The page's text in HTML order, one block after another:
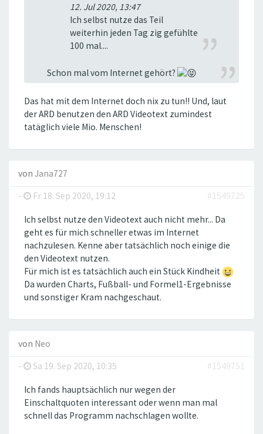
12. Jul 2020, 13:47
Ich selbst nutze das Teil
weiterhin jeden Tag zig gefühlte
100 mal....
Schon mal vom Internet gehört?
Das hat mit dem Internet doch nix zu tun!! Und, laut
der ARD benutzen den ARD Videotext zumindest
tatäglich viele Mio. Menschen!
von Jana727
-
Fr 18. Sep 2020, 19:12 #1549725
Ich selbst nutze den Videotext auch nicht mehr... Da
geht es für mich schneller etwas im Internet
nachzulesen. Kenne aber tatsächlich noch einige die
den Videotext nutzen.
Für mich ist es tatsächlich auch ein Stück Kindheit
Da wurden Charts, Fußball- und Formel1-Ergebnisse
und sonstiger Kram nachgeschaut.
von Neo
-
Sa 19. Sep 2020, 10:35 #1549751
Ich fands hauptsächlich nur wegen der
Einschaltquoten interessant oder wenn man mal
schnell das Programm nachschlagen wollte.